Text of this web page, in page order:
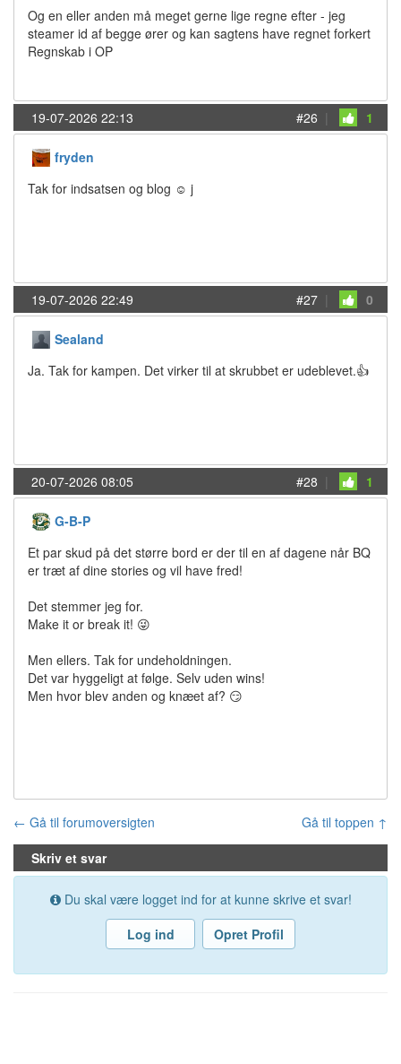
Og en eller anden må meget gerne lige regne efter - jeg
steamer id af begge ører og kan sagtens have regnet forkert
Regnskab i OP
19-07-2026 22:13 #26 | 1
fryden
Tak for indsatsen og blog ☺️ j
19-07-2026 22:49 #27 | 0
Sealand
Ja. Tak for kampen. Det virker til at skrubbet er udeblevet.👍
20-07-2026 08:05 #28 | 1
G-B-P
Et par skud på det større bord er der til en af dagene når BQ
er træt af dine stories og vil have fred!
Det stemmer jeg for.
Make it or break it! 😜
Men ellers. Tak for undeholdningen.
Det var hyggeligt at følge. Selv uden wins!
Men hvor blev anden og knæet af? 😏
← Gå til forumoversigten
Gå til toppen ↑
Skriv et svar
Du skal være logget ind for at kunne skrive et svar!
Log ind
Opret Profil